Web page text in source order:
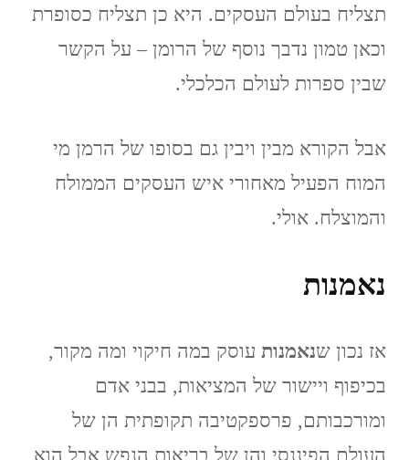
תצליח בעולם העסקים. היא כן תצליח כסופרת
וכאן טמון נדבך נוסף של הרומן – על הקשר
שבין ספרות לעולם הכלכלי.
אבל הקורא מבין ויבין גם בסופו של הרמן מי
המוח הפעיל מאחורי איש העסקים הממולח
והמוצלח. אולי.
נאמנות
אז נכון שנאמנות עוסק במה חיקוי ומה מקור,
בכיפוף ויישור של המציאות, בבני אדם
ומורכבותם, פרספקטיבה תקופתית הן של
העולם הפיננסי והן של בריאות הנפש אבל הוא